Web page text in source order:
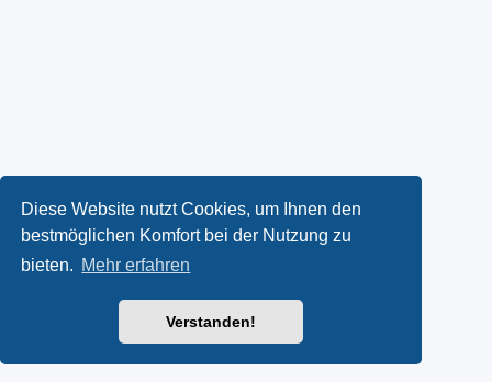
Diese Website nutzt Cookies, um Ihnen den
bestmöglichen Komfort bei der Nutzung zu
bieten. Mehr erfahren
Verstanden!